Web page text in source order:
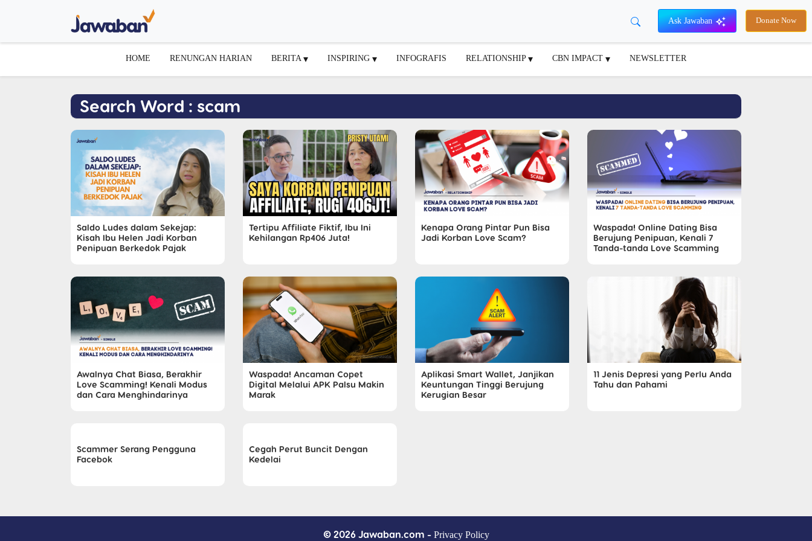
Ask Jawaban Donate Now
HOME RENUNGAN HARIAN BERITA INSPIRING INFOGRAFIS RELATIONSHIP CBN IMPACT NEWSLETTER
Search Word : scam
Saldo Ludes dalam Sekejap:
Kisah Ibu Helen Jadi Korban
Penipuan Berkedok Pajak
Tertipu Affiliate Fiktif, Ibu Ini
Kehilangan Rp406 Juta!
Kenapa Orang Pintar Pun Bisa
Jadi Korban Love Scam?
Waspada! Online Dating Bisa
Berujung Penipuan, Kenali 7
Tanda-tanda Love Scamming
Awalnya Chat Biasa, Berakhir
Love Scamming! Kenali Modus
dan Cara Menghindarinya
Waspada! Ancaman Copet
Digital Melalui APK Palsu Makin
Marak
Aplikasi Smart Wallet, Janjikan
Keuntungan Tinggi Berujung
Kerugian Besar
11 Jenis Depresi yang Perlu Anda
Tahu dan Pahami
Scammer Serang Pengguna
Facebok
Cegah Perut Buncit Dengan
Kedelai
© 2026 Jawaban.com - Privacy Policy